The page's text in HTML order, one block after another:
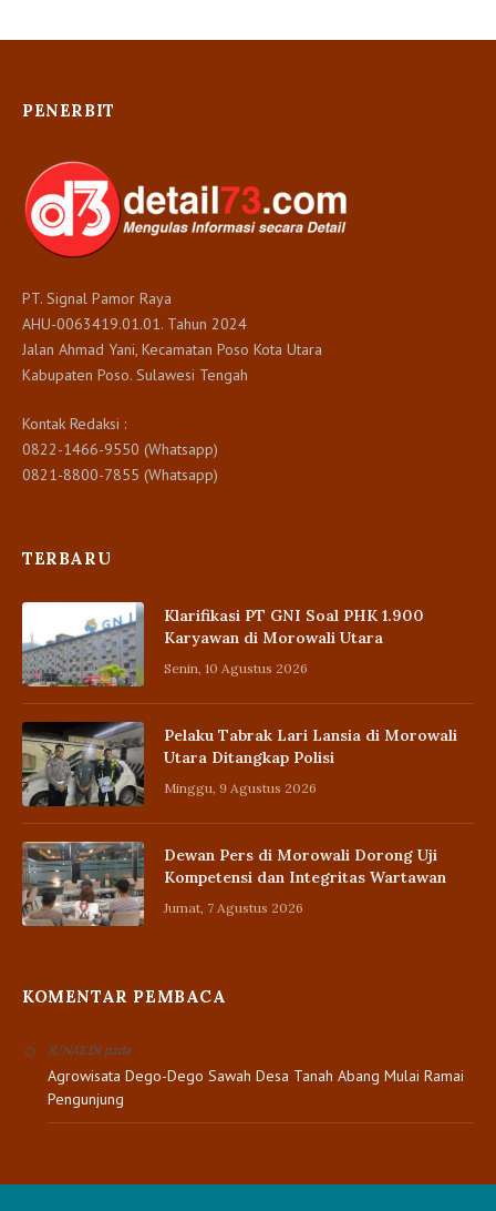
PENERBIT
PT. Signal Pamor Raya
AHU-0063419.01.01. Tahun 2024
Jalan Ahmad Yani, Kecamatan Poso Kota Utara
Kabupaten Poso. Sulawesi Tengah
Kontak Redaksi :
0822-1466-9550 (Whatsapp)
0821-8800-7855 (Whatsapp)
TERBARU
Klarifikasi PT GNI Soal PHK 1.900
Karyawan di Morowali Utara
Senin, 10 Agustus 2026
Pelaku Tabrak Lari Lansia di Morowali
Utara Ditangkap Polisi
Minggu, 9 Agustus 2026
Dewan Pers di Morowali Dorong Uji
Kompetensi dan Integritas Wartawan
Jumat, 7 Agustus 2026
KOMENTAR PEMBACA
JUNAEDIpada
Agrowisata Dego-Dego Sawah Desa Tanah Abang Mulai Ramai
Pengunjung